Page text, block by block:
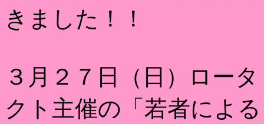
きました！！
３月２７日（日）ロー
クト主催の「若者によ